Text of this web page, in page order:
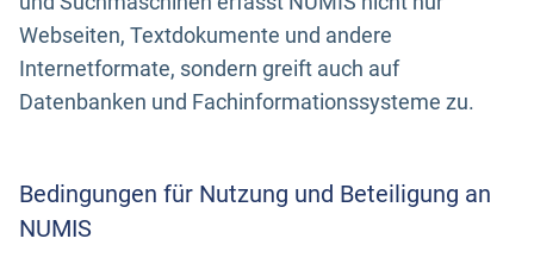
Webseiten, Textdokumente und andere
Internetformate, sondern greift auch auf
Datenbanken und Fachinformationssysteme zu.
Bedingungen für Nutzung und Beteiligung an
NUMIS